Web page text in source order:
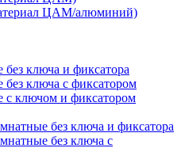
ЦАМ/алюминий)
ключа и фиксатора
ключа с фиксатором
с ключом и фиксатором
без ключа и фиксатора
без ключа с